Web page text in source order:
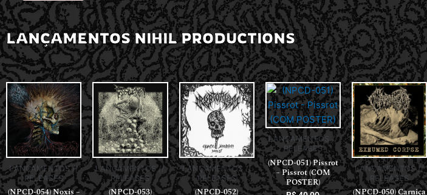
LANÇAMENTOS NIHIL PRODUCTIONS
LANÇAMENTOS //
RELEASES
(NPCD-054) Noxis –
LANÇAMENTOS //
RELEASES
(NPCD-053)
LANÇAMENTOS //
RELEASES
(NPCD-052)
LANÇAMENTOS //
RELEASES
(NPCD-051) Pissrot
– Pissrot (COM
POSTER)
LANÇAMENTOS //
RELEASES
(NPCD-050) Carniça